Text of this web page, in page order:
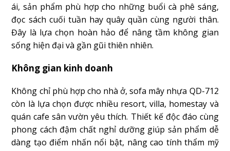
ái, sản phẩm phù hợp cho những buổi cà phê sáng,
đọc sách cuối tuần hay quây quần cùng người thân.
Đây là lựa chọn hoàn hảo để nâng tầm không gian
sống hiện đại và gần gũi thiên nhiên.
Không gian kinh doanh
Không chỉ phù hợp cho nhà ở, sofa mây nhựa QD-712
còn là lựa chọn được nhiều resort, villa, homestay và
quán cafe sân vườn yêu thích. Thiết kế độc đáo cùng
phong cách đậm chất nghỉ dưỡng giúp sản phẩm dễ
dàng tạo điểm nhấn nổi bật, nâng cao tính thẩm mỹ